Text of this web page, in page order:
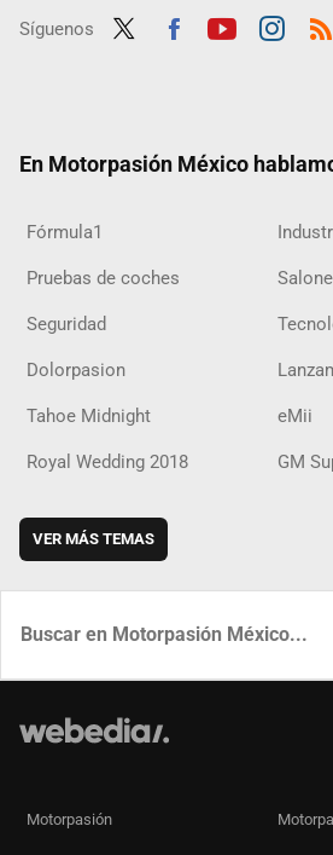
Síguenos
En Motorpasión México
Fórmula1
Pruebas de coches
Seguridad
Dolorpasion
Tahoe Midnight eMii
Royal Wedding 2018 GM
VER MÁS TEMAS
Motorpasión